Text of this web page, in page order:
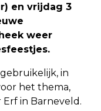
en vrijdag 3
weer
in
het thema,
Erf in Barneveld.